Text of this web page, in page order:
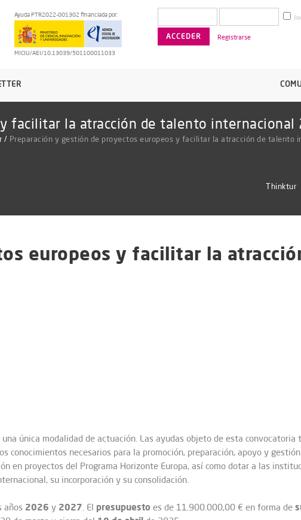
Ayuda PTR2022-001302 financiada por:
MICIU/AEI/10.13039/501100011033
Registrarse
facilitar la atracción de talento internacional
/ Preparación y gestión de proyectos europeos y facilitar la atracción de talento
Thinktur
europeos y facilitar la
única modalidad de actuación. Las ayudas objeto de esta convocatoria
necesarios para la promoción, preparación, apoyo y
en proyectos del Programa Horizonte Europa, así como dotar a las
su incorporación y su consolidación.
años 2026 y 2027. El presupuesto es de 11.900.000,00 € en forma de